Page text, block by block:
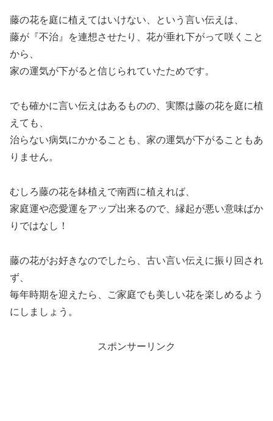
藤の花を庭に植えてはいけない、という言い伝えは、
藤が『不治』を連想させたり、花が垂れ下がって咲くこと
から、
家の運気が下がると信じられていたためです。
でも確かに言い伝えはあるものの、実際は藤の花を庭に植
えても、
治らない病気にかかることも、家の運気が下がることもあ
りません。
むしろ藤の花を鉢植えで南西に植えれば、
家庭運や恋愛運をアップ出来るので、縁起が悪い意味ばか
りではなし！
藤の花がお好きなのでしたら、古い言い伝えに振り回され
ず、
毎年時期を迎えたら、ご家庭でも美しい花を楽しめるよう
にしましょう。
スポンサーリンク